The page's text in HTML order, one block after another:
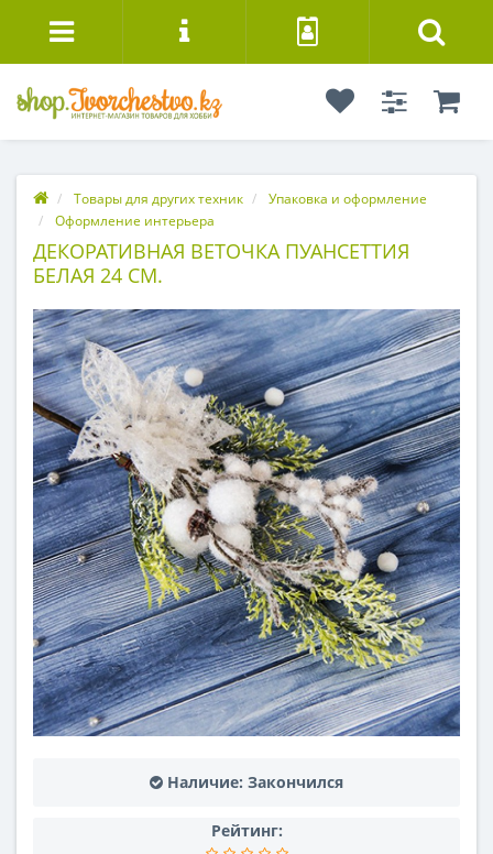
Товары для других техник
Упаковка и оформление
Оформление интерьера
ДЕКОРАТИВНАЯ ВЕТОЧКА ПУАНСЕТТИЯ
БЕЛАЯ 24 СМ.
Наличие: Закончился
Рейтинг: